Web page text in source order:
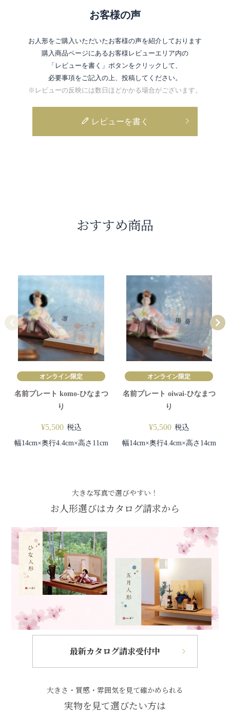
お客様の声
お人形をご購入いただいたお客様の声を紹介しております
購入商品ページにあるお客様レビューエリア内の
「レビューを書く」ボタンをクリックして、
必要事項をご記入の上、投稿してください。
※レビューの反映には数日ほどかかる場合がございます。
レビューを書く
おすすめ商品
オンライン限定
名前プレート komo-ひなまつ
り
¥5,500 税込
幅14cm×奥行4.4cm×高さ11cm
オンライン限定
名前プレート oiwai-ひなまつ
り
¥5,500 税込
幅14cm×奥行4.4cm×高さ14cm
大きな写真で選びやすい！
お人形選びはカタログ請求から
最新カタログ請求受付中
大きさ・質感・雰囲気を見て確かめられる
実物を見て選びたい方は